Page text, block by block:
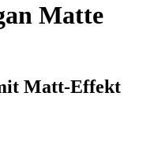
Matte
Matt-Effekt